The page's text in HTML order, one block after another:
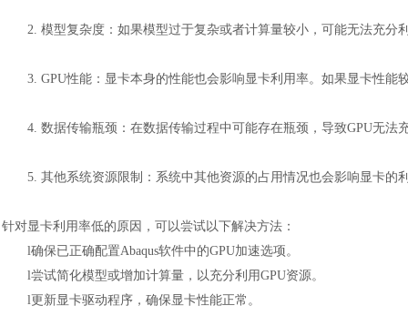
2. 模型复杂度：如果模型过于复杂或者计算量较小，可能无法充分
3. GPU性能：显卡本身的性能也会影响显卡利用率。如果显卡性能
4. 数据传输瓶颈：在数据传输过程中可能存在瓶颈，导致GPU无法
5. 其他系统资源限制：系统中其他资源的占用情况也会影响显卡的
针对显卡利用率低的原因，可以尝试以下解决方法：
l确保已正确配置Abaqus软件中的GPU加速选项。
l尝试简化模型或增加计算量，以充分利用GPU资源。
l更新显卡驱动程序，确保显卡性能正常。